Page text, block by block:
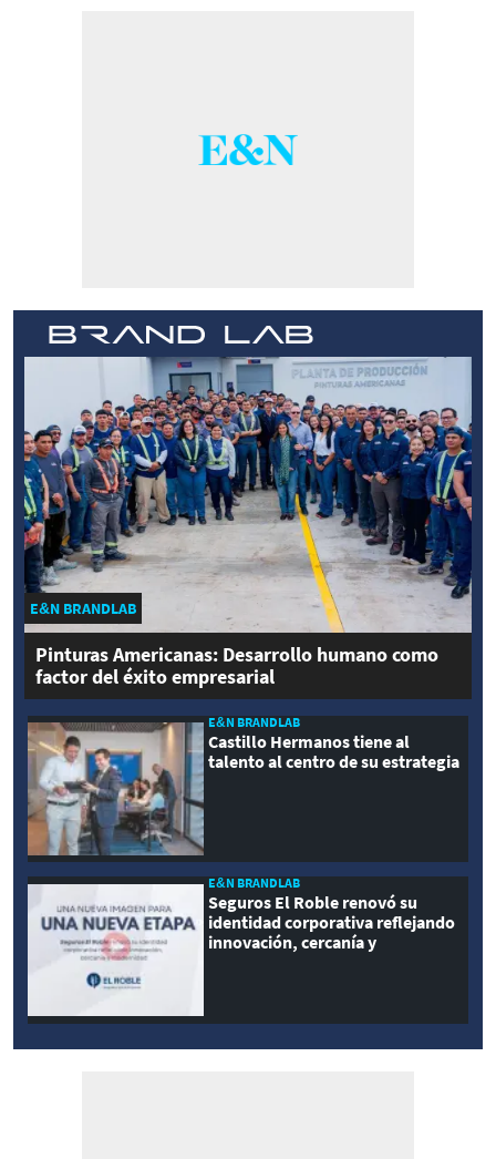
E&N BRANDLAB
Pinturas Americanas: Desarrollo humano como
factor del éxito empresarial
E&N BRANDLAB
Castillo Hermanos tiene al
talento al centro de su estrategia
E&N BRANDLAB
Seguros El Roble renovó su
identidad corporativa reflejando
innovación, cercanía y